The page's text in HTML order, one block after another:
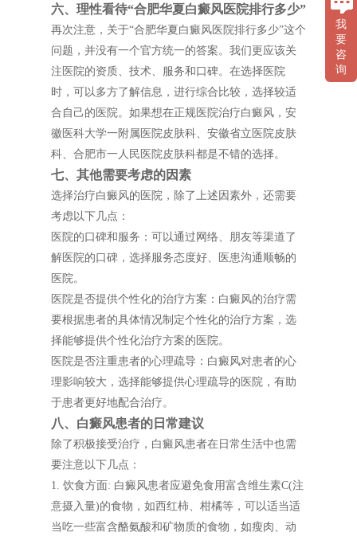
六、理性看待“合肥华夏白癜风医院排行多少”
再次注意，关于“合肥华夏白癜风医院排行多少”这个
问题，并没有一个官方统一的答案。我们更应该关
注医院的资质、技术、服务和口碑。在选择医院
时，可以多方了解信息，进行综合比较，选择较适
合自己的医院。如果想在正规医院治疗白癜风，安
徽医科大学一附属医院皮肤科、安徽省立医院皮肤
科、合肥市一人民医院皮肤科都是不错的选择。
七、其他需要考虑的因素
选择治疗白癜风的医院，除了上述因素外，还需要
考虑以下几点：
医院的口碑和服务：可以通过网络、朋友等渠道了
解医院的口碑，选择服务态度好、医患沟通顺畅的
医院。
医院是否提供个性化的治疗方案：白癜风的治疗需
要根据患者的具体情况制定个性化的治疗方案，选
择能够提供个性化治疗方案的医院。
医院是否注重患者的心理疏导：白癜风对患者的心
理影响较大，选择能够提供心理疏导的医院，有助
于患者更好地配合治疗。
八、白癜风患者的日常建议
除了积极接受治疗，白癜风患者在日常生活中也需
要注意以下几点：
1. 饮食方面: 白癜风患者应避免食用富含维生素C(注
意摄入量)的食物，如西红柿、柑橘等，可以适当适
当吃一些富含酪氨酸和矿物质的食物，如瘦肉、动
我
要
咨
询